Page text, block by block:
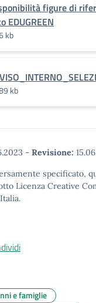
figure di
EDUGREEN
kb
kb
- Revisione:
specificato,
Licenza Creative
e famiglie